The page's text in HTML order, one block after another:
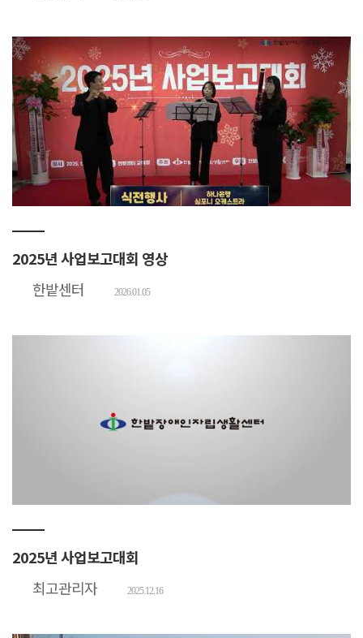
2025년 사업보고대회 영상
한밭센터
2026.01.05
2025년 사업보고대회
최고관리자
2025.12.16